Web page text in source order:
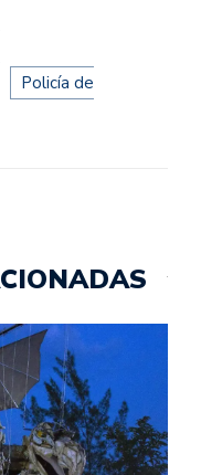
Policía de